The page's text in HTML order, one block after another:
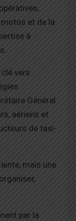
et de la
à
vers
Général
aériens et
de taxi-
mais une
par la